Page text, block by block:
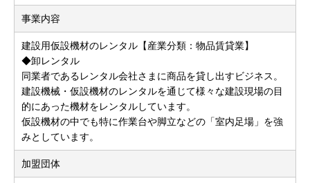
事業内容
建設用仮設機材のレンタル【産業分類：物品賃貸業】
◆卸レンタル
同業者であるレンタル会社さまに商品を貸し出すビジネス。
建設機械・仮設機材のレンタルを通じて様々な建設現場の目
的にあった機材をレンタルしています。
仮設機材の中でも特に作業台や脚立などの「室内足場」を強
みとしています。
加盟団体